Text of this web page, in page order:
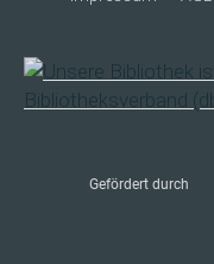
Gefördert durch